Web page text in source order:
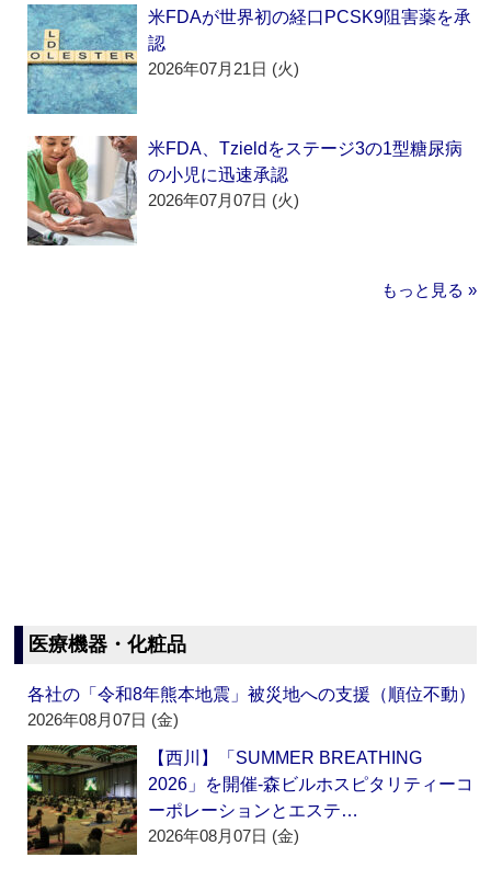
米FDAが世界初の経口PCSK9阻害薬を承
認
2026年07月21日 (火)
米FDA、Tzieldをステージ3の1型糖尿病
の小児に迅速承認
2026年07月07日 (火)
もっと見る »
医療機器・化粧品
各社の「令和8年熊本地震」被災地への支援（順位不動）
2026年08月07日 (金)
【西川】「SUMMER BREATHING
2026」を開催‐森ビルホスピタリティーコ
ーポレーションとエステ…
2026年08月07日 (金)